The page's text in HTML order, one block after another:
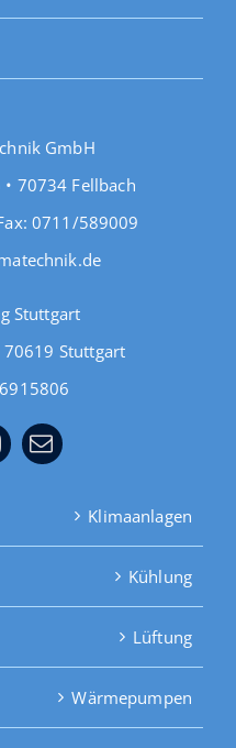
GmbH
70734 Fellbach
0711/589009
Stuttgart
70619 Stuttgart
Klimaanlagen
Kühlung
Lüftung
Wärmepumpen